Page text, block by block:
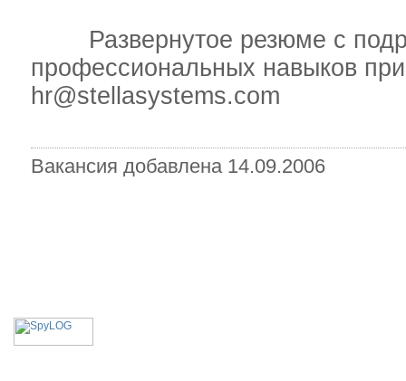
Развернутое резюме с
профессиональных навыков
hr@stellasystems.com
Вакансия добавлена 14.09.2006